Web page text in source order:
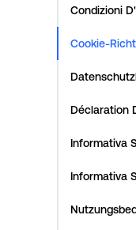
Condizioni
Cookie-
Déclaration
Informativa
Informativa